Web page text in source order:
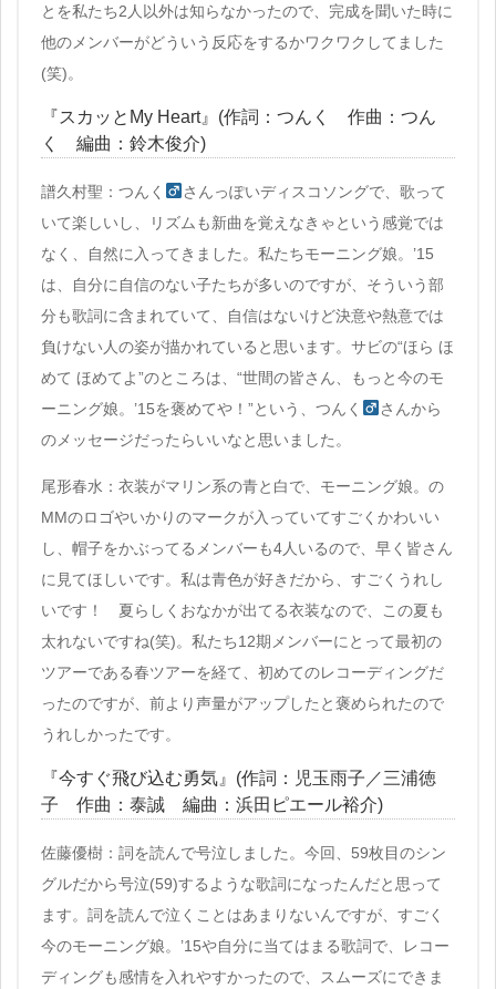
とを私たち2人以外は知らなかったので、完成を聞いた時に
他のメンバーがどういう反応をするかワクワクしてました
(笑)。
『スカッとMy Heart』(作詞：つんく 作曲：つん
く 編曲：鈴木俊介)
譜久村聖：つんく
さんっぽいディスコソングで、歌って
いて楽しいし、リズムも新曲を覚えなきゃという感覚では
なく、自然に入ってきました。私たちモーニング娘。’15
は、自分に自信のない子たちが多いのですが、そういう部
分も歌詞に含まれていて、自信はないけど決意や熱意では
負けない人の姿が描かれていると思います。サビの“ほら ほ
めて ほめてよ”のところは、“世間の皆さん、もっと今のモ
ーニング娘。’15を褒めてや！”という、つんく
さんから
のメッセージだったらいいなと思いました。
尾形春水：衣装がマリン系の青と白で、モーニング娘。の
MMのロゴやいかりのマークが入っていてすごくかわいい
し、帽子をかぶってるメンバーも4人いるので、早く皆さん
に見てほしいです。私は青色が好きだから、すごくうれし
いです！ 夏らしくおなかが出てる衣装なので、この夏も
太れないですね(笑)。私たち12期メンバーにとって最初の
ツアーである春ツアーを経て、初めてのレコーディングだ
ったのですが、前より声量がアップしたと褒められたので
うれしかったです。
『今すぐ飛び込む勇気』(作詞：児玉雨子／三浦徳
子 作曲：泰誠 編曲：浜田ピエール裕介)
佐藤優樹：詞を読んで号泣しました。今回、59枚目のシン
グルだから号泣(59)するような歌詞になったんだと思って
ます。詞を読んで泣くことはあまりないんですが、すごく
今のモーニング娘。’15や自分に当てはまる歌詞で、レコー
ディングも感情を入れやすかったので、スムーズにできま